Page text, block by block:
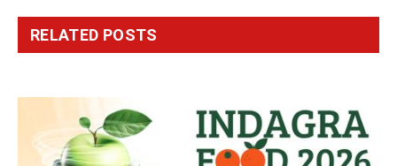
RELATED POSTS